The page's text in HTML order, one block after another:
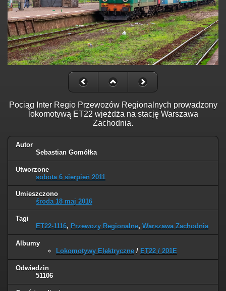
Pociąg Inter Regio Przewozów Regionalnych prowadzony
lokomotywą ET22 wjeżdża na stację Warszawa
Zachodnia.
Autor
Sebastian Gomółka
Utworzone
sobota 6 sierpień 2011
Umieszczono
środa 18 maj 2016
Tagi
ET22-1116, Przewozy Regionalne, Warszawa Zachodnia
Albumy
Lokomotywy Elektryczne / ET22 / 201E
Odwiedzin
51106